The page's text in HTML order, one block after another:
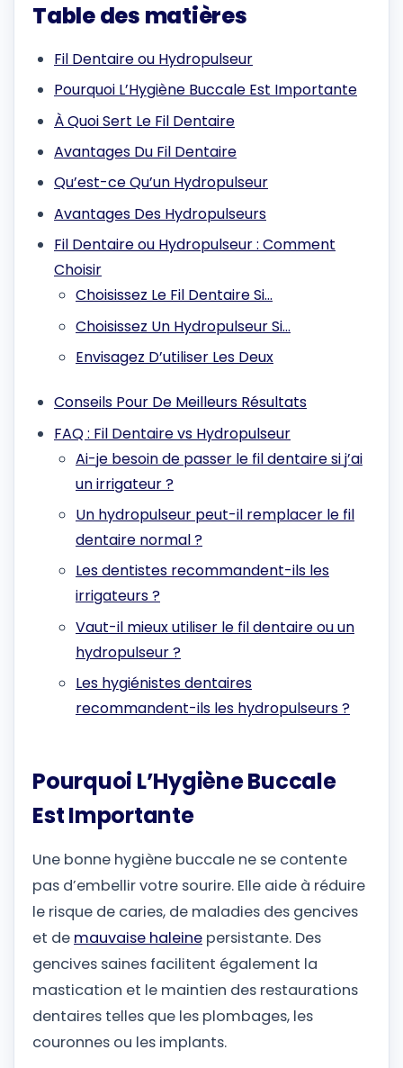
Table des matières
Fil Dentaire ou Hydropulseur
Pourquoi L’Hygiène Buccale Est Importante
À Quoi Sert Le Fil Dentaire
Avantages Du Fil Dentaire
Qu’est-ce Qu’un Hydropulseur
Avantages Des Hydropulseurs
Fil Dentaire ou Hydropulseur : Comment
Choisir
Choisissez Le Fil Dentaire Si…
Choisissez Un Hydropulseur Si…
Envisagez D’utiliser Les Deux
Conseils Pour De Meilleurs Résultats
FAQ : Fil Dentaire vs Hydropulseur
Ai-je besoin de passer le fil dentaire si j’ai
un irrigateur ?
Un hydropulseur peut-il remplacer le fil
dentaire normal ?
Les dentistes recommandent-ils les
irrigateurs ?
Vaut-il mieux utiliser le fil dentaire ou un
hydropulseur ?
Les hygiénistes dentaires
recommandent-ils les hydropulseurs ?
Pourquoi L’Hygiène Buccale
Est Importante
Une bonne hygiène buccale ne se contente
pas d’embellir votre sourire. Elle aide à réduire
le risque de caries, de maladies des gencives
et de mauvaise haleine persistante. Des
gencives saines facilitent également la
mastication et le maintien des restaurations
dentaires telles que les plombages, les
couronnes ou les implants.